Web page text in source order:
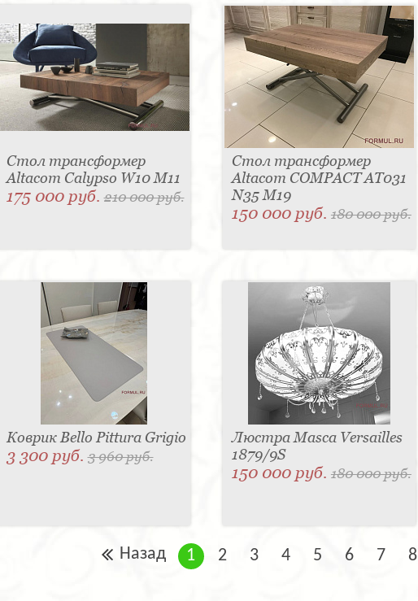
Стол трансформер
Altacom Calypso W10 M11
175 000 руб.210 000 руб.
Стол трансформер
Altacom COMPACT AT031
N35 M19
150 000 руб. 180 000 руб.
Коврик Bello Pittura Grigio
3 300 руб.3 960 руб.
Люстра Masca Versailles
1879/9S
150 000 руб. 180 000 руб.
Назад 1 2 3 4 5 6 7 8